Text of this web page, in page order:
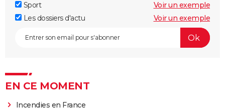
Sport
Voir un exemple
Les dossiers d'actu
Voir un exemple
EN CE MOMENT
Incendies en France